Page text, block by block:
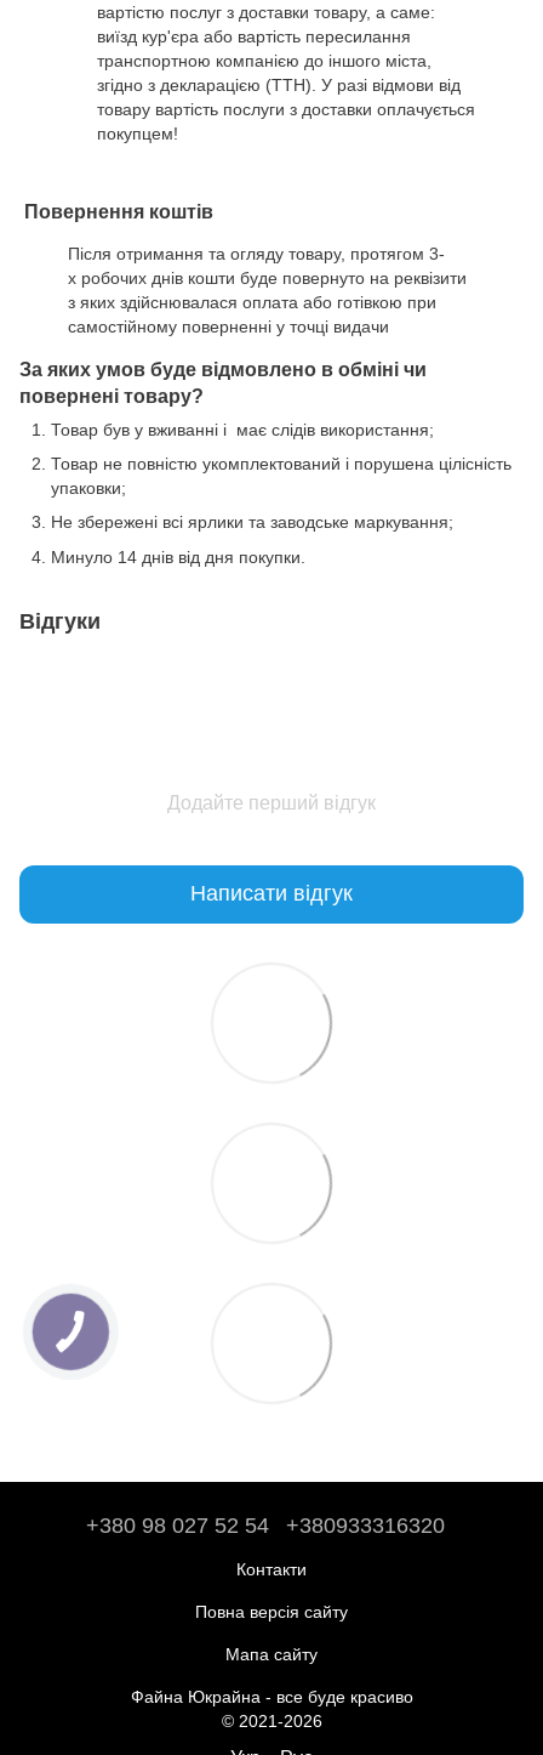
вартістю послуг з доставки товару, а саме:
виїзд кур'єра або вартість пересилання
транспортною компанією до іншого міста,
згідно з декларацією (ТТН). У разі відмови від
товару вартість послуги з доставки оплачується
покупцем!
Повернення коштів
Після отримання та огляду товару, протягом 3-
х робочих днів кошти буде повернуто на реквізити
з яких здійснювалася оплата або готівкою при
самостійному поверненні у точці видачи
За яких умов буде відмовлено в обміні чи
повернені товару?
Товар був у вживанні і має слідів використання;
Товар не повністю укомплектований і порушена цілісність
упаковки;
Не збережені всі ярлики та заводське маркування;
Минуло 14 днів від дня покупки.
Відгуки
Додайте перший відгук
Написати відгук
+380 98 027 52 54 +380933316320
Контакти
Повна версія сайту
Мапа сайту
Файна Юкрайна - все буде красиво
© 2021-2026